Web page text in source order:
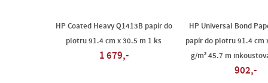
HP Coated Heavy Q1413B papír do
plotru 91.4 cm x 30.5 m 1 ks
1 679,-
HP Universal Bond
papír do plotru 91.4 cm
g/m² 45.7 m
902,-